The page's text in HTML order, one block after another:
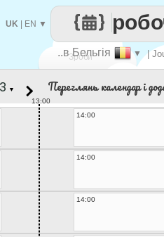
Зроби
..в Бельгія ▼ |
UK EN ▼
▼ Переглянь календар і
13:00
14:00
14:00
14:00